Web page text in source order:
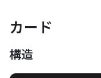
カード
構造